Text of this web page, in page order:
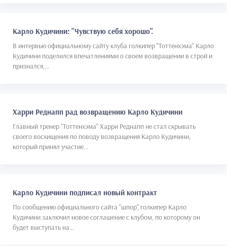
Карло Кудичини: "Чувствую себя хорошо".
В интервью официальному сайту клуба голкипер "Тоттенхэма" Карло
Кудичини поделился впечатлениями о своем возвращении в строй и
признался,...
Харри Реднапп рад возвращению Карло Кудичини
Главный тренер "Тоттенхэма" Харри Реднапп не стал скрывать
своего восхищения по поводу возвращения Карло Кудичини,
который принял участие...
Карло Кудичини подписал новый контракт
По сообщению официального сайта "шпор", голкипер Карло
Кудичини заключил новое соглашение с клубом, по которому он
будет выступать на...